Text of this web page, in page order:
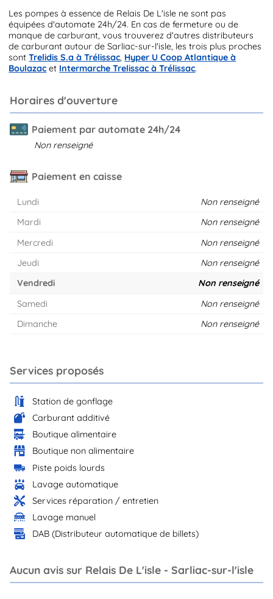
Les pompes à essence de Relais De L'isle ne sont pas
équipées d'automate 24h/24. En cas de fermeture ou de
manque de carburant, vous trouverez d'autres distributeurs
de carburant autour de Sarliac-sur-l'isle, les trois plus proches
sontTrelidis S.a à Trélissac, Hyper U Coop Atlantique à
Boulazac et Intermarche Trelissac à Trélissac.
Horaires d'ouverture
Paiement par automate 24h/24
Non renseigné
Paiement en caisse
Lundi
Non renseigné
Mardi
Non renseigné
Mercredi
Non renseigné
Jeudi
Non renseigné
Vendredi
Non renseigné
Samedi
Non renseigné
Dimanche
Non renseigné
Services proposés
Station de gonflage
Carburant additivé
Boutique alimentaire
Boutique non alimentaire
Piste poids lourds
Lavage automatique
Services réparation / entretien
Lavage manuel
DAB (Distributeur automatique de billets)
Aucun avis sur Relais De L'isle - Sarliac-sur-l'isle